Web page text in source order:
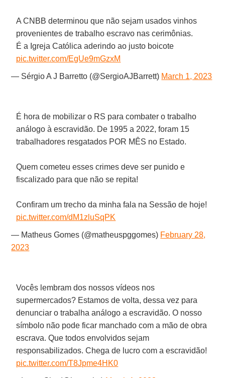
A CNBB determinou que não sejam usados vinhos
provenientes de trabalho escravo nas cerimônias.
É a Igreja Católica aderindo ao justo boicote
pic.twitter.com/EgUe9mGzxM
— Sérgio A J Barretto (@SergioAJBarrett) March 1, 2023
É hora de mobilizar o RS para combater o trabalho
análogo à escravidão. De 1995 a 2022, foram 15
trabalhadores resgatados POR MÊS no Estado.
Quem cometeu esses crimes deve ser punido e
fiscalizado para que não se repita!
Confiram um trecho da minha fala na Sessão de hoje!
pic.twitter.com/dM1zluSqPK
— Matheus Gomes (@matheuspggomes) February 28,
2023
Vocês lembram dos nossos vídeos nos
supermercados? Estamos de volta, dessa vez para
denunciar o trabalha análogo a escravidão. O nosso
símbolo não pode ficar manchado com a mão de obra
escrava. Que todos envolvidos sejam
responsabilizados. Chega de lucro com a escravidão!
pic.twitter.com/T8Jpme4HK0